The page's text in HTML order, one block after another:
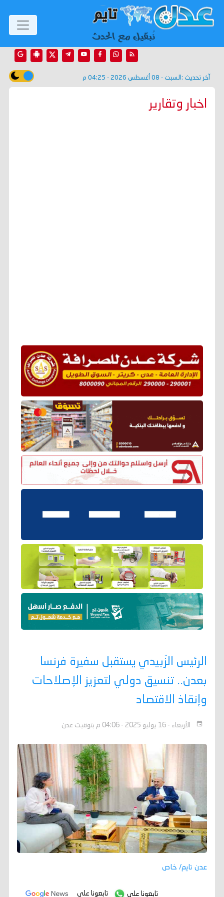
آخر تحديث : السبت - 08 أغسطس 2026 - 04:25 م
اخبار وتقارير
الرئيس الزُبيدي يستقبل سفيرة فرنسا
بعدن.. تنسيق دولي لتعزيز الإصلاحات
وإنقاذ الاقتصاد
الأربعاء - 16 يوليو 2025 - 04:06 م بتوقيت عدن
عدن تايم/ خاص
تابعونا على تابعونا على